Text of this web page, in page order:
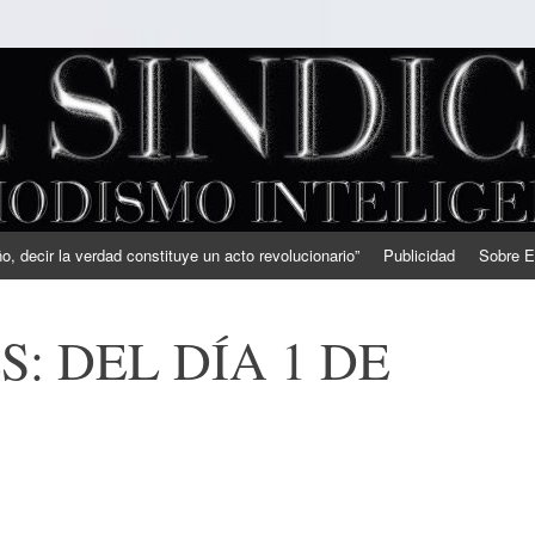
decir la verdad constituye un acto revolucionario” Publicidad Sobre
DEL DÍA 1 DE